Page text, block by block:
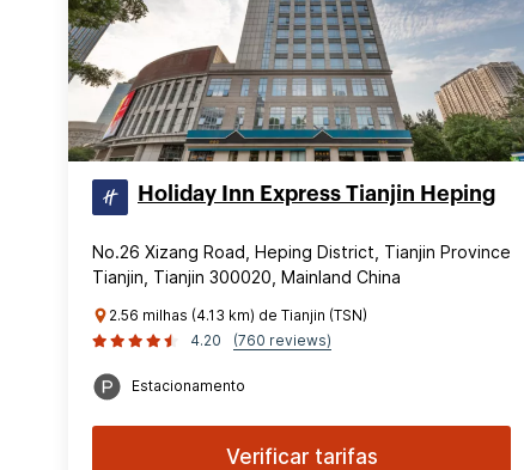
Holiday Inn Express Tianjin Heping
No.26 Xizang Road, Heping District, Tianjin Province
Tianjin, Tianjin 300020, Mainland China
2.56 milhas (4.13 km) de Tianjin (TSN)
4.20
(760 reviews)
Estacionamento
Verificar tarifas